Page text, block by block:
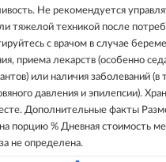
Не рекомендуется
тяжелой техникой после
с врачом в случае
приема лекарств (особенно
или наличия заболеваний (в
давления и эпилепсии).
Дополнительные факты
порцию % Дневная стоимость
не определена.